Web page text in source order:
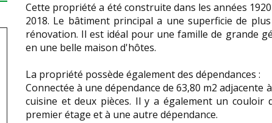
Cette propriété a été construite dans les années
2018. Le bâtiment principal a une superficie de
rénovation. Il est idéal pour une famille de grande
en une belle maison d'hôtes.
La propriété possède également des dépendances :
Connectée à une dépendance de 63,80 m2
cuisine et deux pièces. Il y a également un
premier étage et à une autre dépendance.